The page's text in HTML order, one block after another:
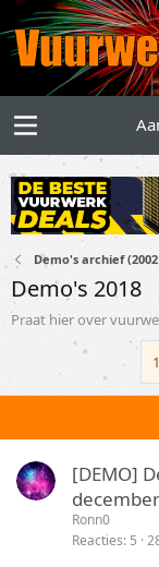
Demo's archief (2002
Demo's 2018
Praat hier over
[DEMO]
Ronn0
Reacties 5